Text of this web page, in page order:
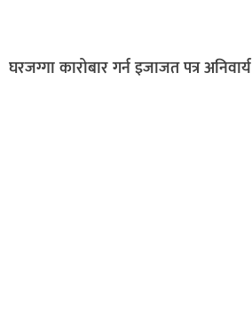
घरजग्गा कारोबार गर्न इजाजत पत्र अनिवार्य